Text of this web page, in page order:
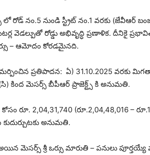
రోడ్ నం.5 నుండి స్ట్రీట్ నం.1 వరకు (జేవీఆర్
వెడల్పుతో రోడ్డు అభివృద్ధి ప్రణాళిక. దీనికై
– ఆమోదం కోరడమైనది.
ప్రతిపాదన: ఏ) 31.10.2025 వరకు మిగతా
కింద మెసర్స్ బీపీఆర్ ప్రాజెక్ట్స్ కి అనుమతి.
రూ. 2,04,31,740 (రూ.2,04,48,016 –
కుదుర్చుటకు అనుమతి.
మెసర్స్ శ్రీ ఒర్సు మారుతి – పనులు